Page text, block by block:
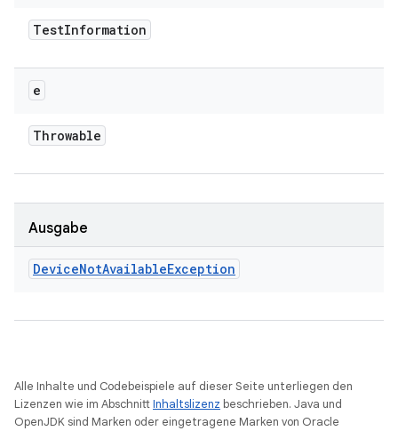
TestInformation
e
Throwable
Ausgabe
DeviceNotAvailableException
Alle Inhalte und Codebeispiele auf dieser Seite unterliegen den
Lizenzen wie im AbschnittInhaltslizenz beschrieben. Java und
OpenJDK sind Marken oder eingetragene Marken von Oracle